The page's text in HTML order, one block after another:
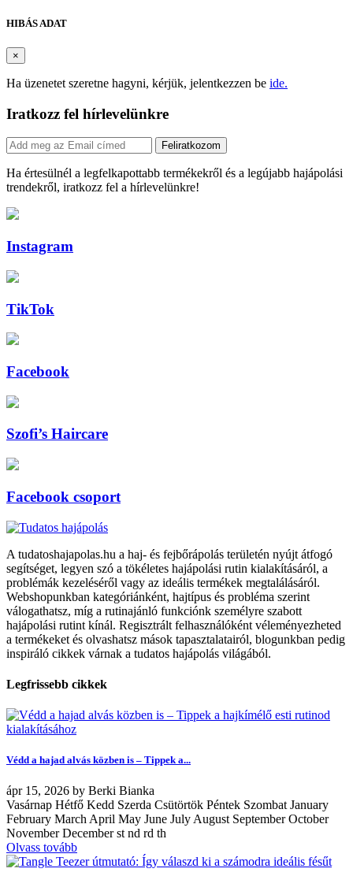
HIBÁS ADAT
×
Ha üzenetet szeretne hagyni, kérjük, jelentkezzen be ide.
Iratkozz fel hírlevelünkre
Feliratkozom
Ha értesülnél a legfelkapottabb termékekről és a legújabb hajápolási
trendekről, iratkozz fel a hírlevelünkre!
Instagram
TikTok
Facebook
Szofi’s Haircare
Facebook csoport
A tudatoshajapolas.hu a haj- és fejbőrápolás területén nyújt átfogó
segítséget, legyen szó a tökéletes hajápolási rutin kialakításáról, a
problémák kezeléséről vagy az ideális termékek megtalálásáról.
Webshopunkban kategóriánként, hajtípus és probléma szerint
válogathatsz, míg a rutinajánló funkciónk személyre szabott
hajápolási rutint kínál. Regisztrált felhasználóként véleményezheted
a termékeket és olvashatsz mások tapasztalatairól, blogunkban pedig
inspiráló cikkek várnak a tudatos hajápolás világából.
Legfrissebb cikkek
Védd a hajad alvás közben is – Tippek a...
ápr 15, 2026 by Berki Bianka
Vasárnap Hétfő Kedd Szerda Csütörtök Péntek Szombat January
February March April May June July August September October
November December st nd rd th
Olvass tovább